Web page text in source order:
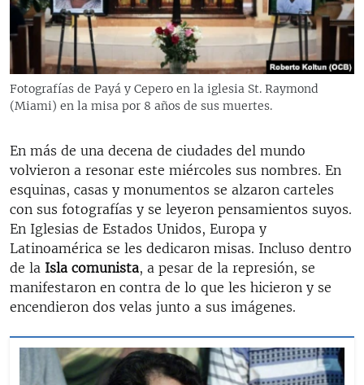
RADIO MARTÍ
ESPECIALES
ESPECIALES
LA REALIDAD DE LA VIVIENDA EN CUBA
LOS SANTOS DE HIALEAH
DESINFORMACIÓN RUSA EN AMÉRICA LATINA
LA INVASIÓN DE RUSIA A UCRANIA
MULTIMEDIA
EDITORIALES
SÍGUENOS
Fotografías de Payá y Cepero en la iglesia St. Raymond
(Miami) en la misa por 8 años de sus muertes.
En más de una decena de ciudades del mundo
volvieron a resonar este miércoles sus nombres. En
esquinas, casas y monumentos se alzaron carteles
con sus fotografías y se leyeron pensamientos suyos.
En Iglesias de Estados Unidos, Europa y
Latinoamérica se les dedicaron misas. Incluso dentro
de la Isla comunista, a pesar de la represión, se
manifestaron en contra de lo que les hicieron y se
encendieron dos velas junto a sus imágenes.